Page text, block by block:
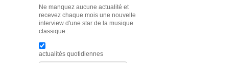
Ne manquez aucune actualité et
recevez chaque mois une nouvelle
interview d'une star de la musique
classique :
actualités quotidiennes